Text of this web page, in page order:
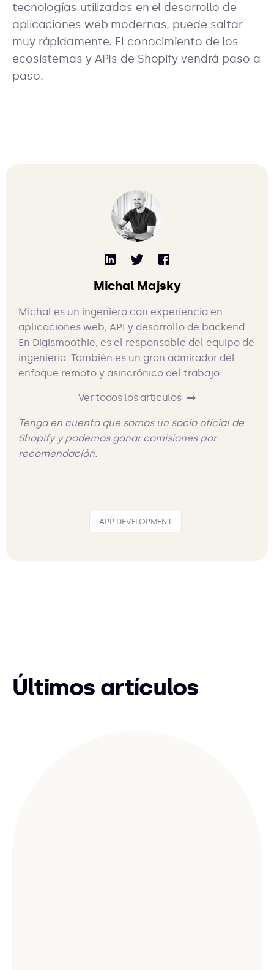
tecnologías utilizadas en el desarrollo de
aplicaciones web modernas, puede saltar
muy rápidamente. El conocimiento de los
ecosistemas y APIs de Shopify vendrá paso a
paso.
Michal Majsky
Michal es un ingeniero con experiencia en
aplicaciones web, API y desarrollo de backend.
En Digismoothie, es el responsable del equipo de
ingeniería. También es un gran admirador del
enfoque remoto y asincrónico del trabajo.
Ver todos los artículos
Tenga en cuenta que somos un socio oficial de
Shopify y podemos ganar comisiones por
recomendación.
APP DEVELOPMENT
Últimos artículos